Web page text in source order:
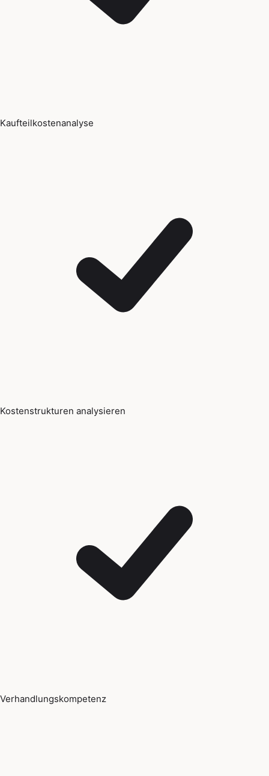
Kaufteilkostenanalyse
Kostenstrukturen analysieren
Verhandlungskompetenz